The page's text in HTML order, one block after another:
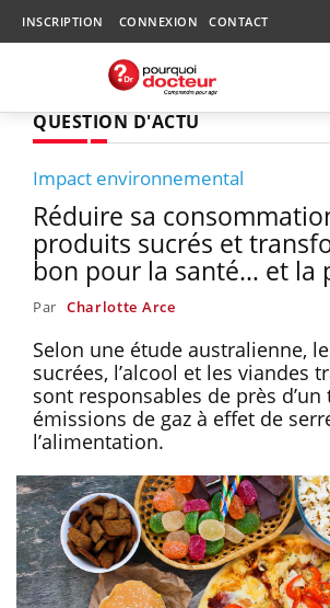
INSCRIPTION CONNEXION CONTACT
QUESTION D'ACTU
Impact environnemental
Réduire sa
produits sucrés et
bon pour la santé… et la
Par Charlotte Arce
Selon une étude australienne,
sucrées, l’alcool et les viandes
sont responsables de près d’un
émissions de gaz à effet de
l’alimentation.